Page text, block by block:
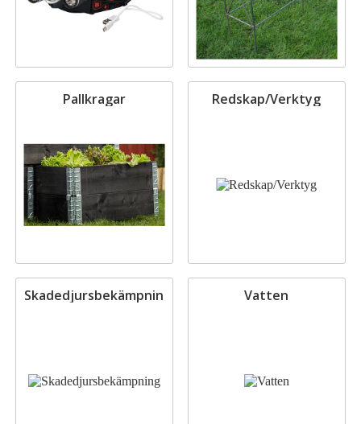
Pallkragar Redskap/Verktyg
Skadedjursbekämpning Vatten